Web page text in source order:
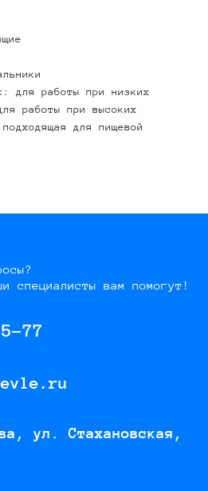
для работы при низких
работы при высоких
для пищевой
специалисты вам помогут!
77
ул. Стахановская,